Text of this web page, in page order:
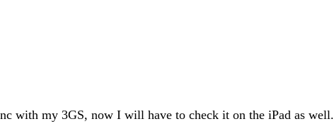
with my 3GS, now I will have to check it on the iPad as well.